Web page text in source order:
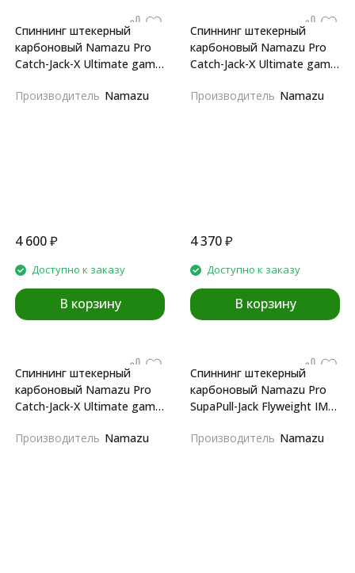
Спиннинг штекерный
карбоновый Namazu Pro
Catch-Jack-X Ultimate game
Производитель Namazu
4 600₽
Доступно к заказу
В корзину
Спиннинг штекерный
карбоновый Namazu Pro
Catch-Jack-X Ultimate game
Производитель Namazu
4 370₽
Доступно к заказу
В корзину
Спиннинг штекерный
карбоновый Namazu Pro
Catch-Jack-X Ultimate game
Производитель Namazu
Спиннинг штекерный
карбоновый Namazu Pro
SupaPull-Jack Flyweight IM8
Производитель Namazu